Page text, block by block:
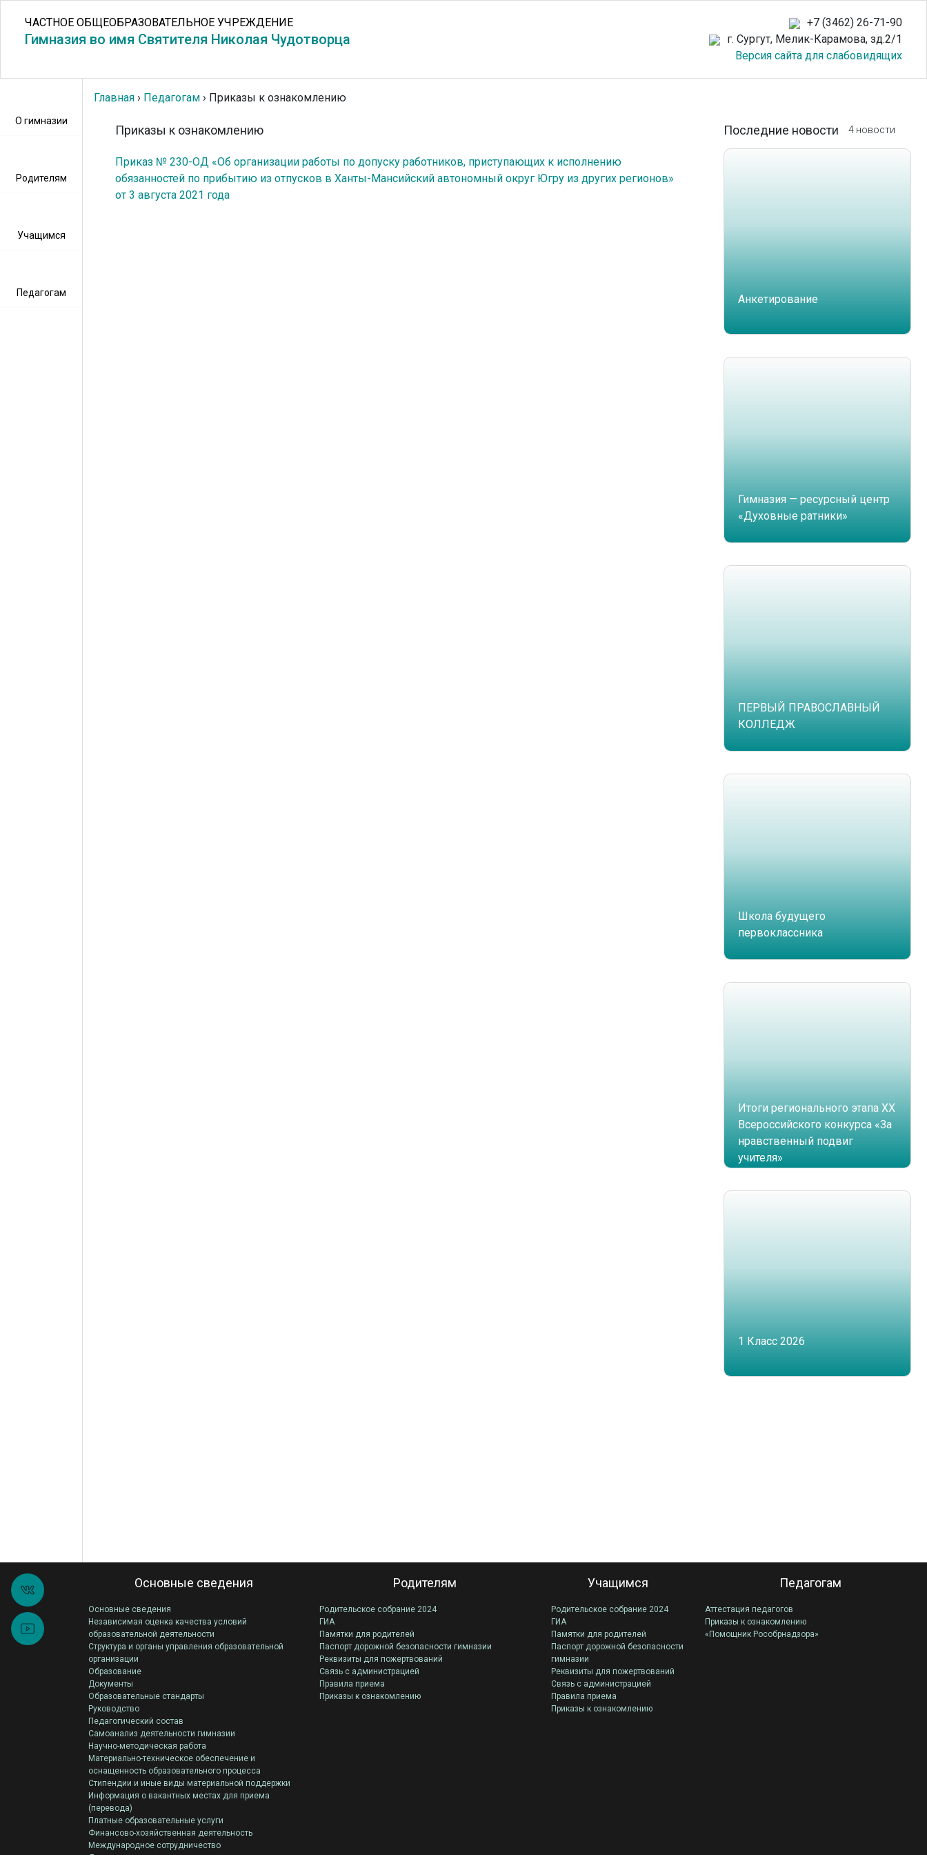
ЧАСТНОЕ ОБЩЕОБРАЗОВАТЕЛЬНОЕ УЧРЕЖДЕНИЕ
Гимназия во имя Святителя Николая Чудотворца
+7 (3462) 26-71-90
г. Сургут, Мелик-Карамова, зд.2/1
Версия сайта для слабовидящих
О гимназии
Родителям
Учащимся
Педагогам
Главная › Педагогам › Приказы к ознакомлению
Приказы к ознакомлению
Приказ № 230-ОД «Об организации работы по допуску работников, приступающих к исполнению
обязанностей по прибытию из отпусков в Ханты-Мансийский автономный округ Югру из других регионов»
от 3 августа 2021 года
Последние новости 4 новости
Анкетирование
Гимназия — ресурсный центр
«Духовные ратники»
ПЕРВЫЙ ПРАВОСЛАВНЫЙ
КОЛЛЕДЖ
Школа будущего
первоклассника
Итоги регионального этапа XX
Всероссийского конкурса «За
нравственный подвиг
учителя»
1 Класс 2026
Основные сведения
Основные сведения
Независимая оценка качества условий
образовательной деятельности
Структура и органы управления образовательной
организации
Образование
Документы
Образовательные стандарты
Руководство
Педагогический состав
Самоанализ деятельности гимназии
Научно-методическая работа
Материально-техническое обеспечение и
оснащенность образовательного процесса
Стипендии и иные виды материальной поддержки
Информация о вакантных местах для приема
(перевода)
Платные образовательные услуги
Финансово-хозяйственная деятельность
Международное сотрудничество
Родителям
Родительское собрание 2024
ГИА
Памятки для родителей
Паспорт дорожной безопасности гимназии
Реквизиты для пожертвований
Связь с администрацией
Правила приема
Приказы к ознакомлению
Учащимся
Родительское собрание 2024
ГИА
Памятки для родителей
Паспорт дорожной безопасности
гимназии
Реквизиты для пожертвований
Связь с администрацией
Правила приема
Приказы к ознакомлению
Педагогам
Аттестация педагогов
Приказы к ознакомлению
«Помощник Рособрнадзора»